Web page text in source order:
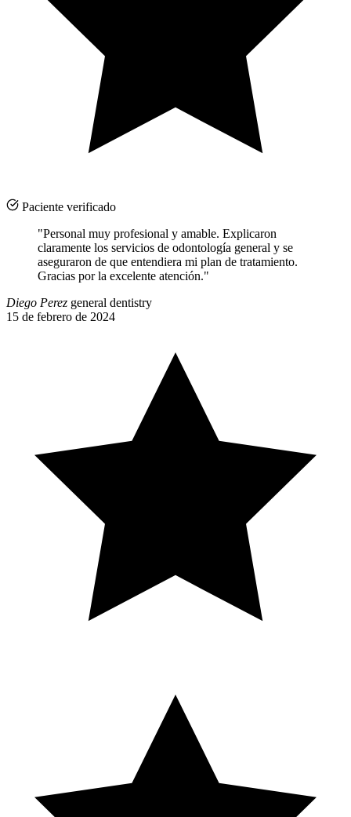
Paciente verificado
"Personal muy profesional y amable. Explicaron
claramente los servicios de odontología general y se
aseguraron de que entendiera mi plan de tratamiento.
Gracias por la excelente atención."
Diego Perez general dentistry
15 de febrero de 2024